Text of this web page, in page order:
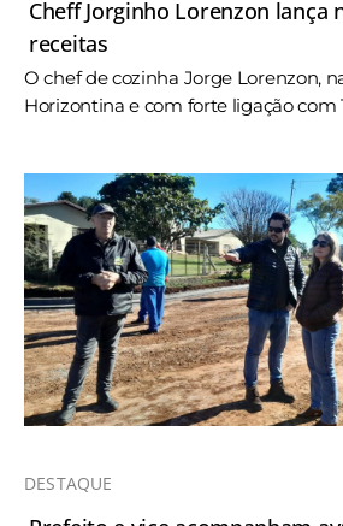
Cheff Jorginho Lorenzon lança
receitas
O chef de cozinha Jorge Lorenzon,
Horizontina e com forte ligação com
DESTAQUE